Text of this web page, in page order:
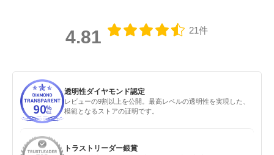
4.81 21件
透明性ダイヤモンド認定
レビューの9割以上を公開。最高レベルの透明性を実現した、
模範となるストアの証明です。
トラストリーダー銀賞